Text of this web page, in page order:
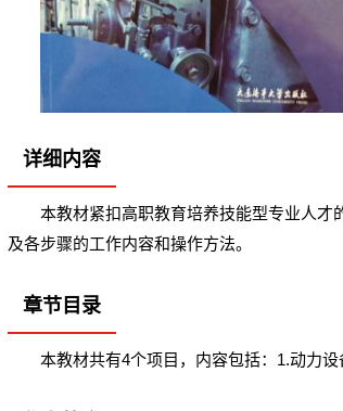
详细内容
本教材紧扣高职教育培养技能型专业人才
及各步骤的工作内容和操作方法。
章节目录
本教材共有4个项目，内容包括：1.动力